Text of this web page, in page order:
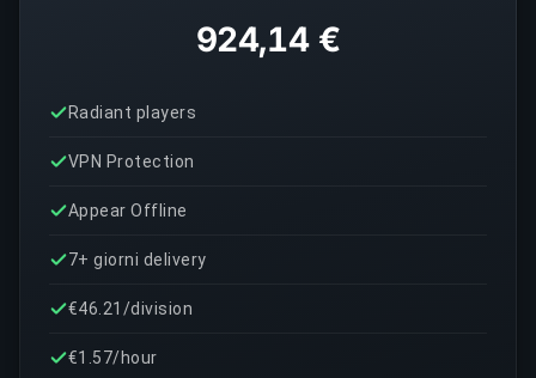
924,14 €
Radiant players
VPN Protection
Appear Offline
7+ giorni delivery
€46.21/division
€1.57/hour